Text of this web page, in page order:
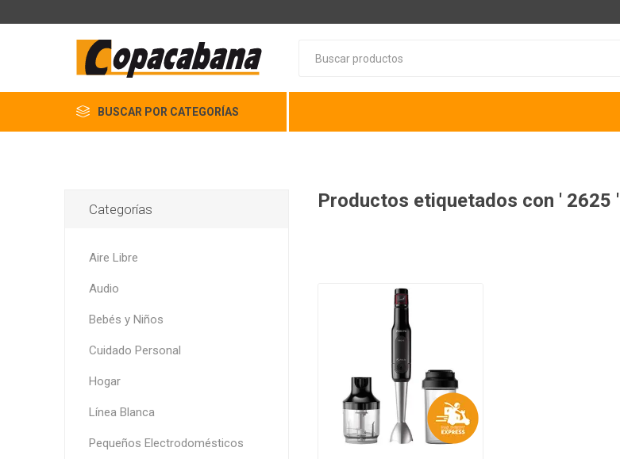
BUSCAR POR CATEGORÍAS
Productos etiquetados con ' 2625 '
Categorías
Aire Libre
Audio
Bebés y Niños
Cuidado Personal
Hogar
Línea Blanca
Pequeños Electrodomésticos